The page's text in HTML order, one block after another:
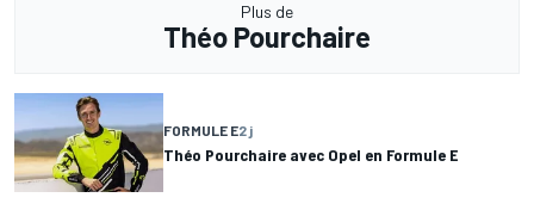
Plus de
Théo Pourchaire
FORMULE E2 j
Théo Pourchaire avec Opel en Formule E